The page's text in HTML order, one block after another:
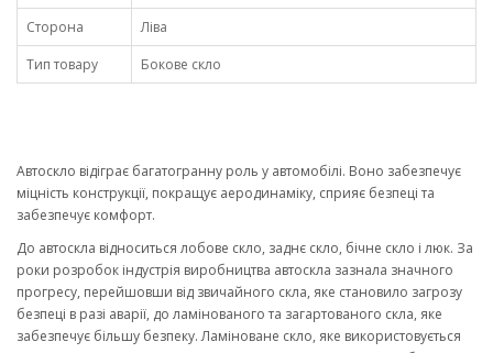
Сторона
Ліва
Тип товару
Бокове скло
Автоскло відіграє багатогранну роль у автомобілі. Воно забезпечує
міцність конструкції, покращує аеродинаміку, сприяє безпеці та
забезпечує комфорт.
До автоскла відноситься лобове скло, заднє скло, бічне скло і люк. За
роки розробок індустрія виробництва автоскла зазнала значного
прогресу, перейшовши від звичайного скла, яке становило загрозу
безпеці в разі аварії, до ламінованого та загартованого скла, яке
забезпечує більшу безпеку. Ламіноване скло, яке використовується